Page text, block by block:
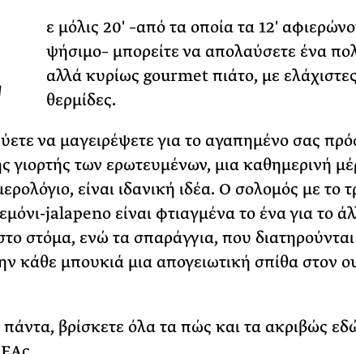
ε μόλις 20′ –από τα οποία τα 12′
ψήσιμο– μπορείτε να απολαύσετε ένα
αλλά κυρίως gourmet πιάτο, με ελάχιστες
θερμίδες.
να μαγειρέψετε για το αγαπημένο σας
γιορτής των ερωτευμένων, μια καθημερινή
είναι ιδανική ιδέα. Ο σολομός με το
jalapeno είναι φτιαγμένα το ένα για το
στόμα, ενώ τα σπαράγγια, που
κάθε μπουκιά μια απογειωτική σπίθα στον
βρίσκετε όλα τα πώς και τα ακριβώς
31 ΙΟΥΛΙΟΥ 2026
Το Καλοκαίρι
ΡΙΑ ΣΠΥΡΟΥ